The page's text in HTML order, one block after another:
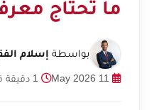
ما تحتاج
بواسطة إسلام